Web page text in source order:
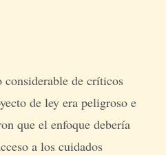
de críticos
de ley era peligroso e
que el enfoque debería
a los cuidados